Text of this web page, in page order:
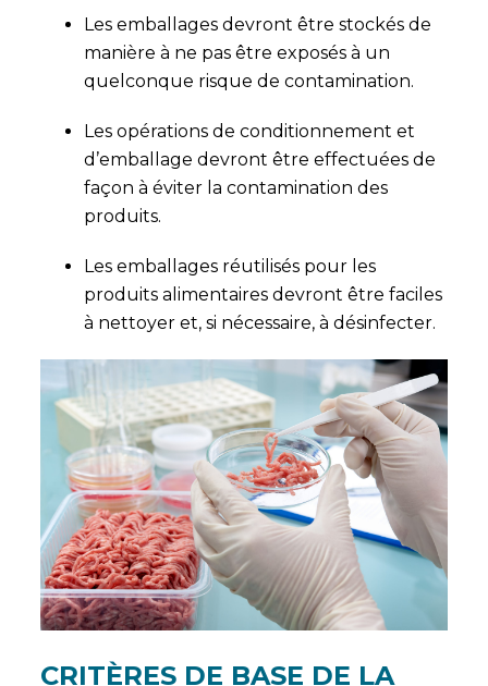
Les emballages devront être stockés de
manière à ne pas être exposés à un
quelconque risque de contamination.
Les opérations de conditionnement et
d’emballage devront être effectuées de
façon à éviter la contamination des
produits.
Les emballages réutilisés pour les
produits alimentaires devront être faciles
à nettoyer et, si nécessaire, à désinfecter.
CRITÈRES DE BASE DE LA